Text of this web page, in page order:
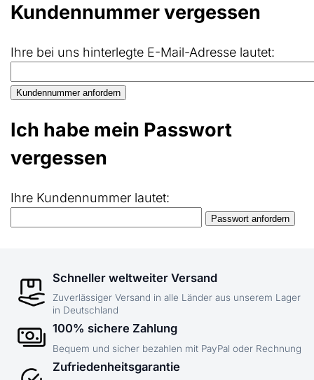
Kundennummer vergessen
Ihre bei uns hinterlegte E-Mail-Adresse lautet:
Ich habe mein Passwort
vergessen
Ihre Kundennummer lautet:
Schneller weltweiter Versand
Zuverlässiger Versand in alle Länder aus unserem Lager
in Deutschland
100% sichere Zahlung
Bequem und sicher bezahlen mit PayPal oder Rechnung
Zufriedenheitsgarantie